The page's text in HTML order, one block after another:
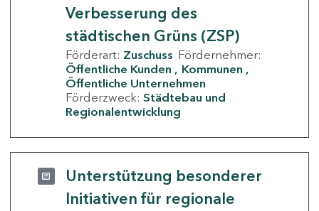
Verbesserung des
städtischen Grüns (ZSP)
Förderart: Zuschuss Fördernehmer:
Öffentliche Kunden
Kommunen
Öffentliche Unternehmen
Förderzweck: Städtebau und
Regionalentwicklung
Unterstützung besonderer
Initiativen für regionale